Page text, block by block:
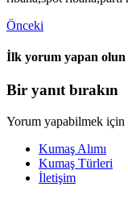
Önceki
İlk yorum yapan olun
Bir yanıt bırakın
Yorum yapabilmek için
Kumaş Alımı
Kumaş Türleri
İletişim